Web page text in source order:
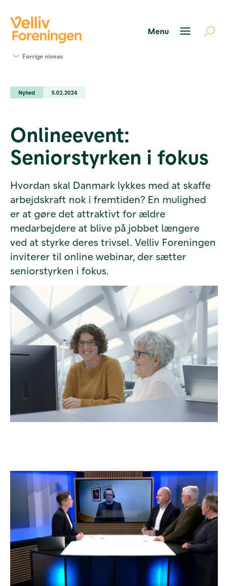
Værktøjer
Foreningen
Kontakt
os
Forrige niveau
Nyhed 5.02.2024
Onlineevent:
Seniorstyrken i fokus
Hvordan skal Danmark lykkes med at skaffe
arbejdskraft nok i fremtiden? En mulighed
er at gøre det attraktivt for ældre
medarbejdere at blive på jobbet længere
ved at styrke deres trivsel. Velliv Foreningen
inviterer til online webinar, der sætter
seniorstyrken i fokus.